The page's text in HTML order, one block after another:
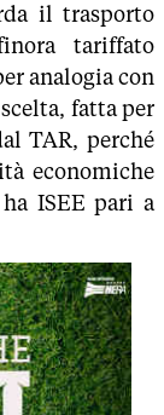
il trasporto
tariffato
analogia con
fatta per
TAR, perché
economiche
ISEE pari a